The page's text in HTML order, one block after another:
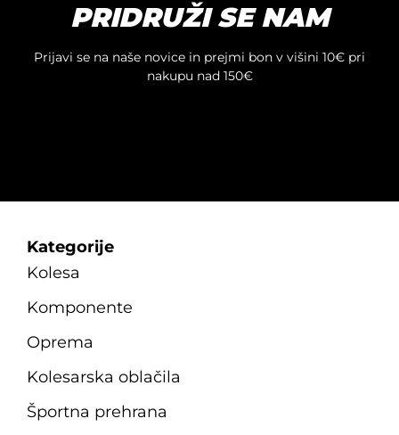
PRIDRUŽI SE NAM
Prijavi se na naše novice in prejmi bon v višini 10€ pri
nakupu nad 150€
Kategorije
Kolesa
Komponente
Oprema
Kolesarska oblačila
Športna prehrana